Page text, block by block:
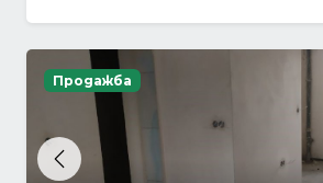
Previous
Продажба